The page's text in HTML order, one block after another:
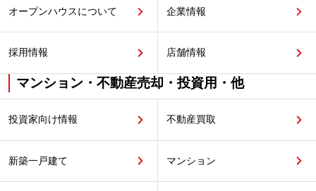
オープンハウスについて 企業情報
採用情報 店舗情報
マンション・不動産売却・投資用・他
投資家向け情報 不動産買取
新築一戸建て マンション